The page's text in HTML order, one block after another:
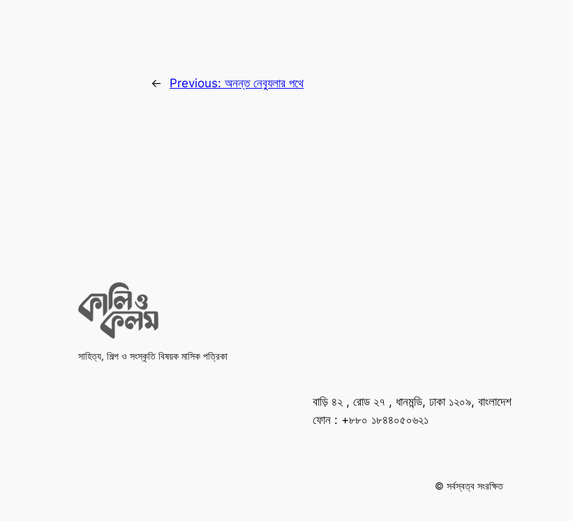
← Previous: অনন্ত নেব্যুলার পথে
সাহিত্য, শিল্প ও সংস্কৃতি বিষয়ক মাসিক পত্রিকা
বাড়ি ৪২ , রোড ২৭ , ধানমন্ডি, ঢাকা ১২০৯, বাংলাদেশ
ফোন : +৮৮০ ১৮৪৪০৫০৬২১
© সর্বস্বত্ব সংরক্ষিত